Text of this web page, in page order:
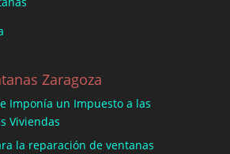
Zaragoza
Imponía un Impuesto a las
Viviendas
la reparación de ventanas